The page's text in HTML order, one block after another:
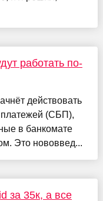
работать по-
действовать
(СБП),
в банкомате
Это нововвед...
за 35к, а все